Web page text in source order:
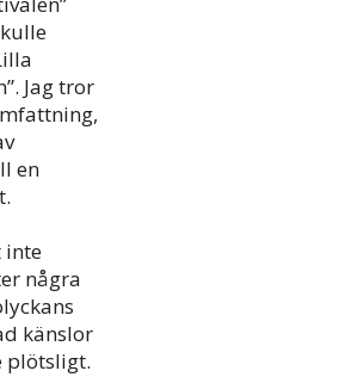
Jag tror
en
inte
några
känslor
plötsligt.